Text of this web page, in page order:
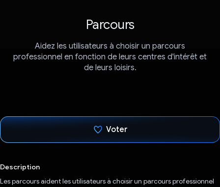
Parcours
Aidez les utilisateurs à choisir un parcours
professionnel en fonction de leurs centres d'intérêt et
de leurs loisirs.
Voter
Description
Les parcours aident les utilisateurs à choisir un parcours professionnel